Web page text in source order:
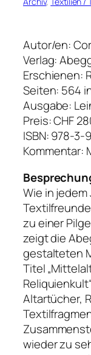
Autor/en:
Verlag:
Erschienen:
Seiten: 564
Ausgabe:
Preis:CHF
ISBN:978-3-
Kommentar:
Wie in
zu einer
zeigt die
gestalteten
Titel
Altartücher,
wieder zu